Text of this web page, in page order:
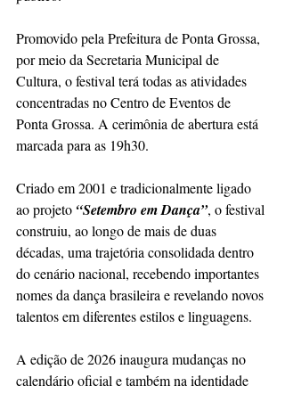
Promovido pela Prefeitura de Ponta Grossa,
por meio da Secretaria Municipal de
Cultura, o festival terá todas as atividades
concentradas no Centro de Eventos de
Ponta Grossa. A cerimônia de abertura está
marcada para as 19h30.
Criado em 2001 e tradicionalmente ligado
ao projeto “Setembro em Dança”, o festival
construiu, ao longo de mais de duas
décadas, uma trajetória consolidada dentro
do cenário nacional, recebendo importantes
nomes da dança brasileira e revelando novos
talentos em diferentes estilos e linguagens.
A edição de 2026 inaugura mudanças no
calendário oficial e também na identidade